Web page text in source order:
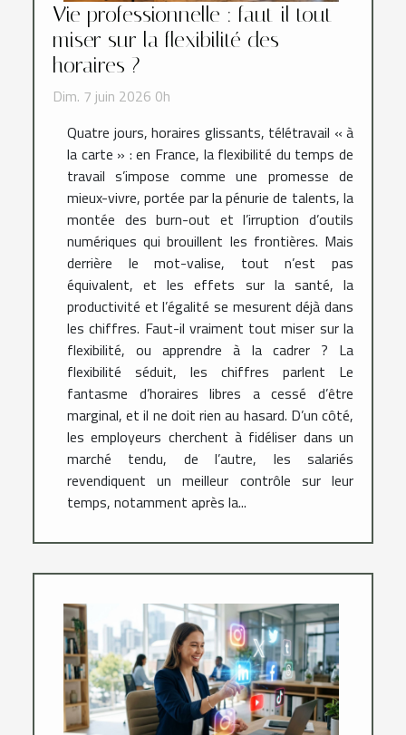
Vie professionnelle : faut-il tout
miser sur la flexibilité des
horaires ?
Dim. 7 juin 2026 0h
Quatre jours, horaires glissants, télétravail « à
la carte » : en France, la flexibilité du temps de
travail s’impose comme une promesse de
mieux-vivre, portée par la pénurie de talents, la
montée des burn-out et l’irruption d’outils
numériques qui brouillent les frontières. Mais
derrière le mot-valise, tout n’est pas
équivalent, et les effets sur la santé, la
productivité et l’égalité se mesurent déjà dans
les chiffres. Faut-il vraiment tout miser sur la
flexibilité, ou apprendre à la cadrer ? La
flexibilité séduit, les chiffres parlent Le
fantasme d’horaires libres a cessé d’être
marginal, et il ne doit rien au hasard. D’un côté,
les employeurs cherchent à fidéliser dans un
marché tendu, de l’autre, les salariés
revendiquent un meilleur contrôle sur leur
temps, notamment après la...